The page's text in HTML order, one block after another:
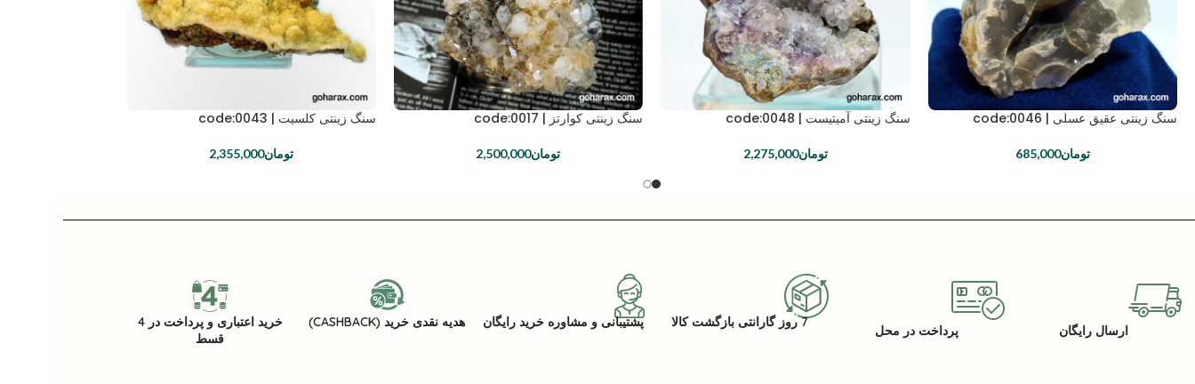
سنگ زینتی عقیق عسلی | code:0046
تومان685,000
سنگ زینتی آمیتیست | code:0048
تومان2,275,000
سنگ زینتی کوارتز | code:0017
تومان2,500,000
سنگ زینتی کلسیت | code:0043
تومان2,355,000
ارسال رایگان پرداخت در محل
7 روز گارانتی بازگشت کالا پشتیبانی و مشاوره خرید رایگان هدیه نقدی خرید (CASHBACK)
خرید اعتباری و پرداخت در 4
قسط